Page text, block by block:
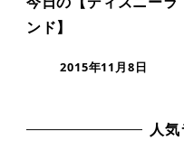
ンド】
2015年11月8日
人